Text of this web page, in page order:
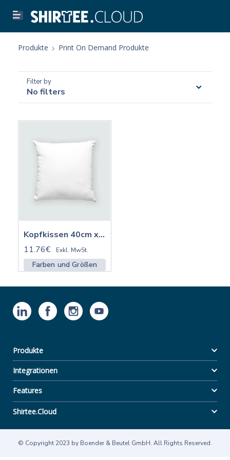
Produkte Print On Demand Produkte
Filter by
No filters
Kopfkissen 40cm x 40cm | kisn
11.76€
Exkl. MwSt.
Farben und Größen
Produkte
Integrationen
Features
Shirtee.Cloud
© Copyright 2023 by Boender & Beutel GmbH. All Rights Reserved.